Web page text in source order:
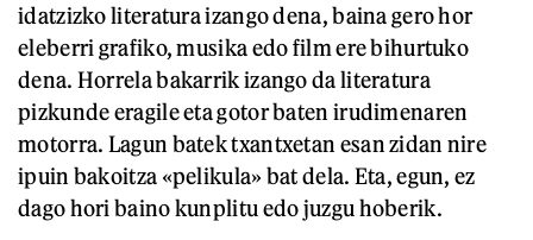
idatzizko literatura izango dena, baina gero hor
eleberri grafiko, musika edo film ere bihurtuko
dena. Horrela bakarrik izango da literatura
pizkunde eragile eta gotor baten irudimenaren
motorra. Lagun batek txantxetan esan zidan nire
ipuin bakoitza «pelikula» bat dela. Eta, egun, ez
dago hori baino kunplitu edo juzgu hoberik.